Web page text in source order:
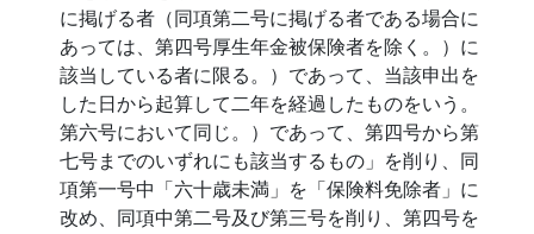
に掲げる者（同項第二号に掲げる者である場合に
あっては、第四号厚生年金被保険者を除く。）に
該当している者に限る。）であって、当該申出を
した日から起算して二年を経過したものをいう。
第六号において同じ。）であって、第四号から第
七号までのいずれにも該当するもの」を削り、同
項第一号中「六十歳未満」を「保険料免除者」に
改め、同項中第二号及び第三号を削り、第四号を